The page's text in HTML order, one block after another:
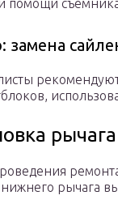
помощи
замена
рычага
рычага